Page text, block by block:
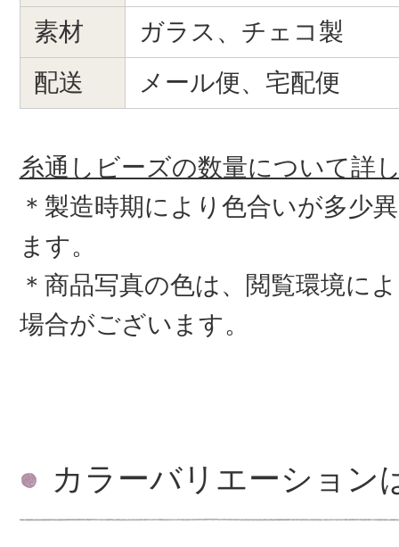
素材
ガラス、チェコ製
配送
メール便、宅配便
糸通しビーズの数量について詳
＊製造時期により色合いが多少
ます。
＊商品写真の色は、閲覧環境に
場合がございます。
カラーバリエーション